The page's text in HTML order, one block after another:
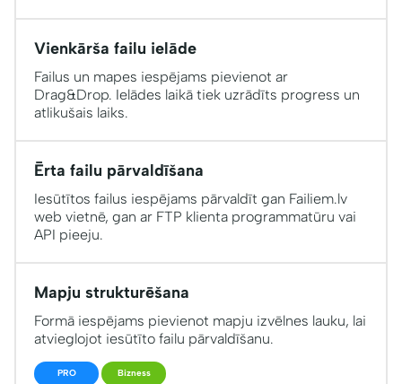
Vienkārša failu ielāde
Failus un mapes iespējams pievienot ar
Drag&Drop. Ielādes laikā tiek uzrādīts progress un
atlikušais laiks.
Ērta failu pārvaldīšana
Iesūtītos failus iespējams pārvaldīt gan Failiem.lv
web vietnē, gan ar FTP klienta programmatūru vai
API pieeju.
Mapju strukturēšana
Formā iespējams pievienot mapju izvēlnes lauku, lai
atvieglojot iesūtīto failu pārvaldīšanu.
PRO Bizness